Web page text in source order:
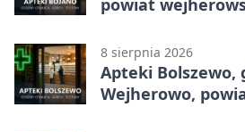
powiat
8 sierpnia 2026
Apteki Bolszewo,
Wejherowo,